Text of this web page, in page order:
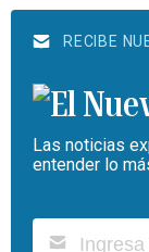
RECIBE
Las noticias
entender lo